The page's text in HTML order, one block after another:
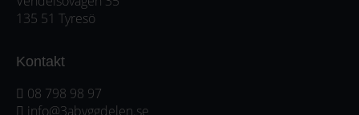
135 51 Tyresö
Kontakt
08 798 98 97
info@3abyggdelen.se